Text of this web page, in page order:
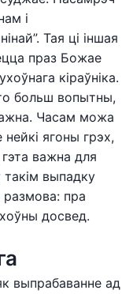
і
Тая ці іншая
праз Божае
кіраўніка.
больш вопытны,
Часам можа
ягоны грэх,
важна для
такім выпадку
размова: пра
досвед.
выпрабаванне ад